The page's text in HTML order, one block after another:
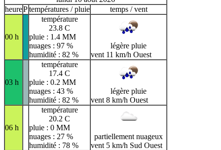
heurePtempératures / pluie temps / vent
00 h
température
23.8 C
pluie : 1.4 MM
nuages : 97 %
humidité : 82 %
légère pluie
vent 11 km/h Ouest
03 h
température
17.4 C
pluie : 0.2 MM
nuages : 43 %
humidité : 82 %
légère pluie
vent 8 km/h Ouest
06 h
température
20.2 C
pluie : 0 MM
nuages : 27 %
humidité : 78 %
partiellement nuageux
vent 5 km/h Sud Ouest